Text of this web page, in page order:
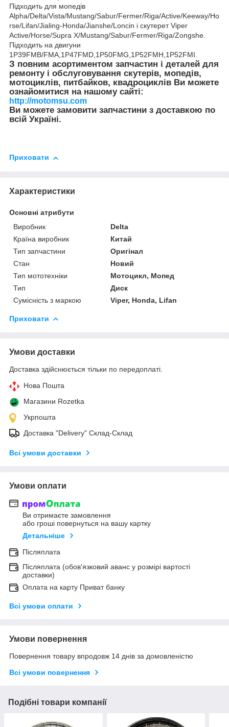
Підходить для мопедів
Alpha/Delta/Vista/Mustang/Sabur/Fermer/Riga/Active/Keeway/Ho
rse/Lifan/Jialing-Honda/Jianshe/Loncin і скутерет Viper
Active/Horse/Supra X/Mustang/Sabur/Fermer/Riga/Zongshe.
Підходить на двигуни
1P39FMB/FMA,1P47FMD,1P50FMG,1P52FMH,1P52FMI.
З повним асортиментом запчастин і деталей для
ремонту і обслуговування скутерів, мопедів,
мотоциклів, питбайков, квадроциклів Ви можете
ознайомитися на нашому сайті:
http://motomsu.com
Ви можете замовити запчастини з доставкою по
всій Україні.
Приховати
Характеристики
Основні атрибути
Виробник
Delta
Країна виробник
Китай
Тип запчастини
Оригінал
Стан
Новий
Тип мототехніки
Мотоцикл, Мопед
Тип
Диск
Сумісність з маркою
Viper, Honda, Lifan
Приховати
Умови доставки
Доставка здійснюється тільки по передоплаті.
Нова Пошта
Магазини Rozetka
Укрпошта
Доставка "Delivery" Склад-Склад
Всі умови доставки
Умови оплати
Ви отримаєте замовлення
або гроші повернуться на вашу картку
Детальніше
Післяплата
Післяплата (обов'язковий аванс у розмірі вартості
доставки)
Оплата на карту Приват банку
Всі умови оплати
Умови повернення
Повернення товару впродовж 14 днів за домовленістю
Всі умови повернення
Подібні товари компанії